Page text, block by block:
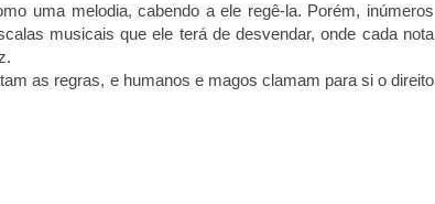
uma melodia, cabendo a ele regê-la. Porém, inúmeros
musicais que ele terá de desvendar, onde cada nota
as regras, e humanos e magos clamam para si o direito